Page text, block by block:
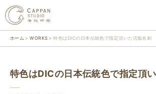
ホーム WORKS 特色はDICの日本伝統色で指定頂いた活版名刺
特色はDICの日本伝統色で指定頂